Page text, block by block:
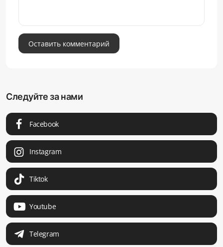
Оставить комментарий
Следуйте за нами
Facebook
Instagram
Tiktok
Youtube
Telegram